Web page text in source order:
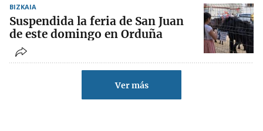
BIZKAIA
Suspendida la feria de San Juan
de este domingo en Orduña
Ver más